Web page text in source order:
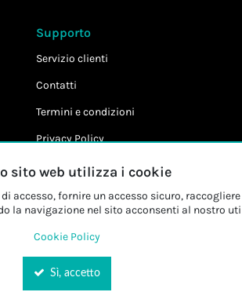
Supporto
Servizio clienti
Contatti
Termini e condizioni
Privacy Policy
Cookie Policy
sito web utilizza i cookie
fornire un accesso sicuro,
la navigazione nel sito acconsenti al nostro
Cookie Policy
Sì, accetto